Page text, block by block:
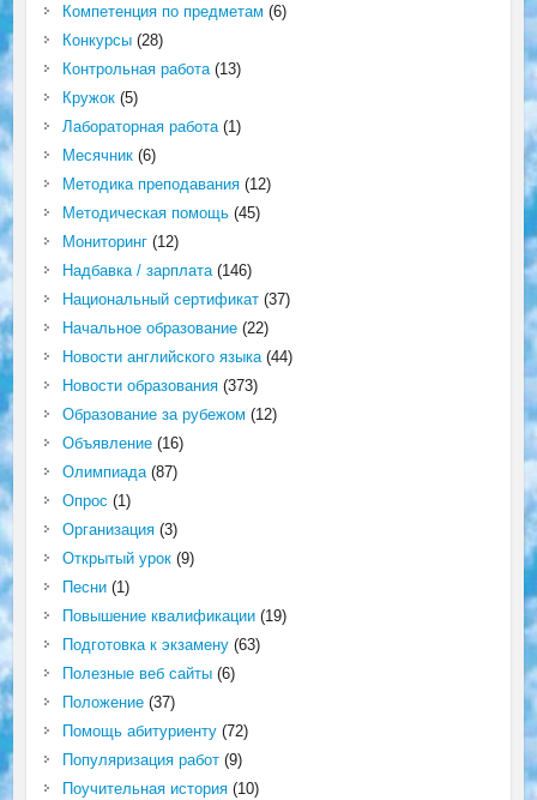
Компетенция по предметам (6)
Конкурсы(28)
Контрольная работа(13)
Кружок(5)
Лабораторная работа(1)
Месячник(6)
Методика преподавания(12)
Методическая помощь(45)
Мониторинг(12)
Надбавка / зарплата(146)
Национальный сертификат(37)
Начальное образование(22)
Новости английского языка(44)
Новости образования(373)
Образование за рубежом (12)
Объявление(16)
Олимпиада(87)
Опрос (1)
Организация(3)
Открытый урок(9)
Песни(1)
Повышение квалификации(19)
Подготовка к экзамену(63)
Полезные веб сайты(6)
Положение(37)
Помощь абитуриенту(72)
Популяризация работ(9)
Поучительная история(10)